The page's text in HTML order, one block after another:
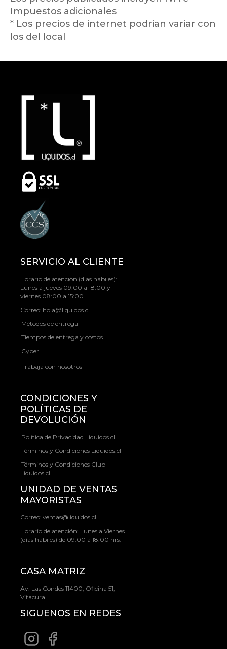
Impuestos adicionales
* Los precios de internet podrian variar con
los del local
SERVICIO AL CLIENTE
Horario de atención (días hábiles):
Lunes a jueves 09:00 a 18:00 y
viernes 08:00 a 15:00
Correo: hola@liquidos.cl
Métodos de entrega
Tiempos de entrega y costos
Cyber
Trabaja con nosotros
CONDICIONES Y
POLÍTICAS DE
DEVOLUCIÓN
Política de Privacidad Liquidos.cl
Términos y Condiciones Liquidos.cl
Términos y Condiciones Club
Liquidos.cl
UNIDAD DE VENTAS
MAYORISTAS
Correo: ventas@liquidos.cl
Horario de atención: Lunes a Viernes
(días hábiles) de 09:00 a 18:00 hrs.
CASA MATRIZ
Av. Las Condes 11400, Oficina 51,
Vitacura
SIGUENOS EN REDES